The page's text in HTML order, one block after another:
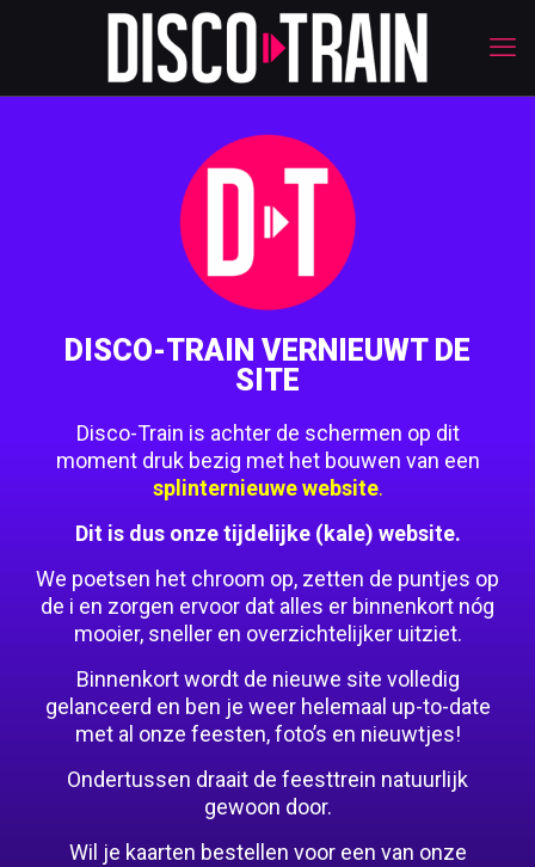
DISCO-TRAIN VERNIEUWT DE
SITE
Disco-Train is achter de schermen op dit
moment druk bezig met het bouwen van een
splinternieuwe website.
Dit is dus onze tijdelijke (kale) website.
We poetsen het chroom op, zetten de puntjes op
de i en zorgen ervoor dat alles er binnenkort nóg
mooier, sneller en overzichtelijker uitziet.
Binnenkort wordt de nieuwe site volledig
gelanceerd en ben je weer helemaal up-to-date
met al onze feesten, foto’s en nieuwtjes!
Ondertussen draait de feesttrein natuurlijk
gewoon door.
Wil je kaarten bestellen voor een van onze